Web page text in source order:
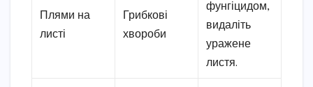
Плями на
листі
Грибкові
хвороби
фунгіцидом,
видаліть
уражене
листя.